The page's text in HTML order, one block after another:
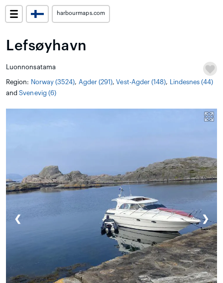
harbourmaps.com
Lefsøyhavn
Luonnonsatama
Region: Norway (3524), Agder (291),Vest-Agder (148),
Lindesnes (44)
andSvenevig (6)
❮ ❯